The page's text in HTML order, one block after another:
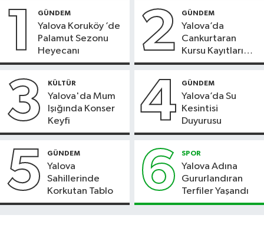
1 GÜNDEM
Yalova Koruköy ’de
Palamut Sezonu
Heyecanı
2 GÜNDEM
Yalova’da
Cankurtaran
Kursu Kayıtları
Başladı
3 KÜLTÜR
Yalova'da Mum
Işığında Konser
Keyfi
4 GÜNDEM
Yalova’da Su
Kesintisi
Duyurusu
5 GÜNDEM
Yalova
Sahillerinde
Korkutan Tablo
6 SPOR
Yalova Adına
Gururlandıran
Terfiler Yaşandı